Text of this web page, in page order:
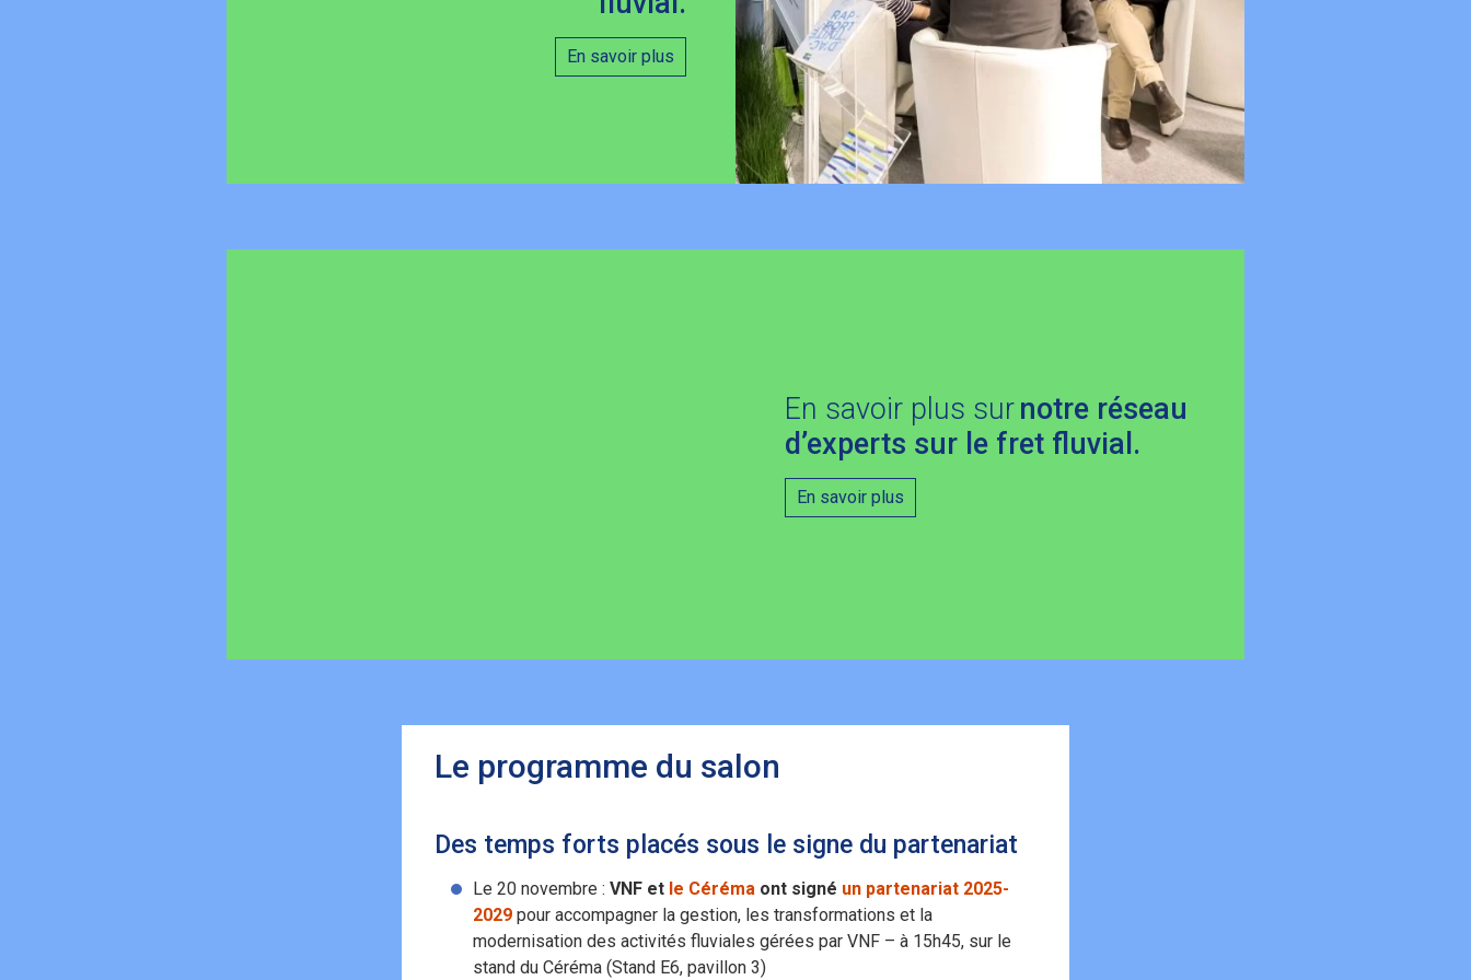
En savoir plus
En savoir plus surnotre réseau
d’experts sur le fret fluvial.
En savoir plus
Le programme du salon
Des temps forts placés sous le signe du partenariat
Le 20 novembre : VNF et le Céréma ont signé un partenariat 2025-
2029 pour accompagner la gestion, les transformations et la
modernisation des activités fluviales gérées par VNF – à 15h45, sur le
stand du Céréma (Stand E6, pavillon 3)